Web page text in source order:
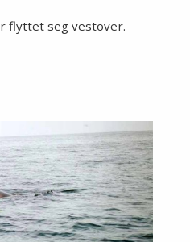
flyttet seg vestover.